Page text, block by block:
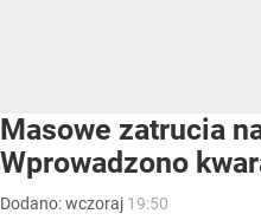
Masowe zatrucia
Wprowadzono
Dodano:wczoraj 19:50